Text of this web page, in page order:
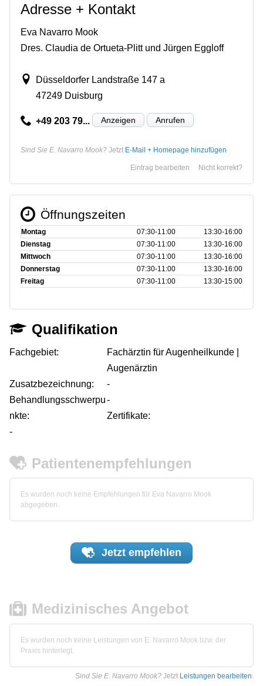
Adresse + Kontakt
Eva Navarro Mook
Dres. Claudia de Ortueta-Plitt und Jürgen Eggloff
Düsseldorfer Landstraße 147 a
47249 Duisburg
+49 203 79... Anzeigen Anrufen
Sind Sie E. Navarro Mook? Jetzt E-Mail + Homepage hinzufügen
Nicht korrekt?
Eintrag bearbeiten
Öffnungszeiten
Montag 07:30‑11:00
13:30‑16:00
Dienstag
07:30‑11:00
13:30‑16:00
Mittwoch
07:30‑11:00
13:30‑16:00
Donnerstag
07:30‑11:00
13:30‑16:00
Freitag
07:30‑11:00 13:30‑15:00
Qualifikation
Fachgebiet:
Fachärztin für Augenheilkunde |
Augenärztin
Zusatzbezeichnung:
-
Behandlungsschwerpu
nkte:
-
Zertifikate:
-
Patientenempfehlungen
Es wurden noch keine Empfehlungen für Eva Navarro Mook
abgegeben.
Jetzt empfehlen
Medizinisches Angebot
Es wurden noch keine Leistungen von E. Navarro Mook bzw. der
Praxis hinterlegt.
Sind Sie E. Navarro Mook? Jetzt Leistungen bearbeiten.